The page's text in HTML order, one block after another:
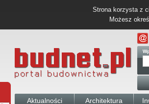
Strona korzysta z
Możesz
Aktualności Architektura